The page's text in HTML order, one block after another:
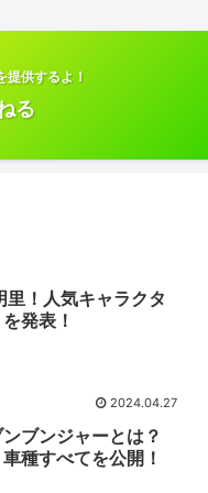
提供するよ！
る
里！人気キャラクタ
発表！
2024.04.27
ブンジャーとは？
種すべてを公開！